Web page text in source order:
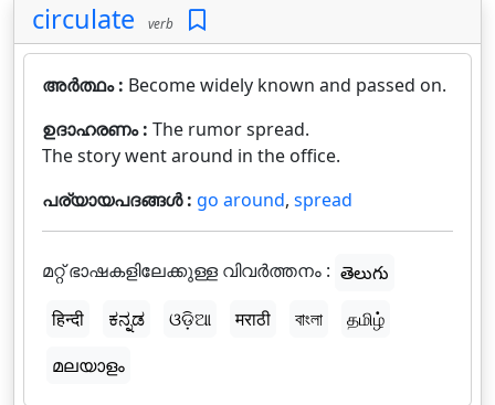
circulate verb
അർത്ഥം : Become widely known and passed on.
ഉദാഹരണം : The rumor spread.
The story went around in the office.
പര്യായപദങ്ങൾ : go around, spread
മറ്റ് ഭാഷകളിലേക്കുള്ള വിവർത്തനം : తెలుగు
हिन्दी
ಕನ್ನಡ ଓଡ଼ିଆ मराठी বাংলা
தமிழ்
മലയാളം